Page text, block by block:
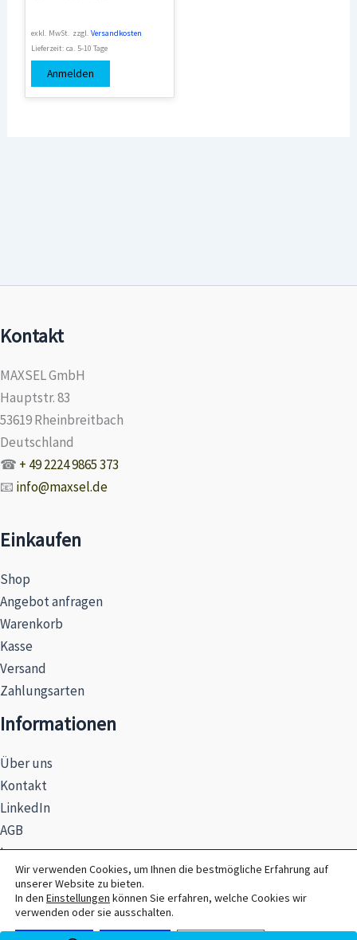
exkl. MwSt. zzgl.Versandkosten
Lieferzeit:ca. 5-10 Tage
Anmelden
Kontakt
MAXSEL GmbH
Hauptstr. 83
53619 Rheinbreitbach
Deutschland
☎ + 49 2224 9865 373
📧 info@maxsel.de
Einkaufen
Shop
Angebot anfragen
Warenkorb
Kasse
Versand
Zahlungsarten
Informationen
Über uns
Kontakt
LinkedIn
AGB
Impressum
Datenschutzerklärung
Hinweise zur Batterieentsorgung
Wir verwenden Cookies, um Ihnen die bestmögliche Erfahrung auf
unserer Website zu bieten.
In den Einstellungen können Sie erfahren, welche Cookies wir
verwenden oder sie ausschalten.